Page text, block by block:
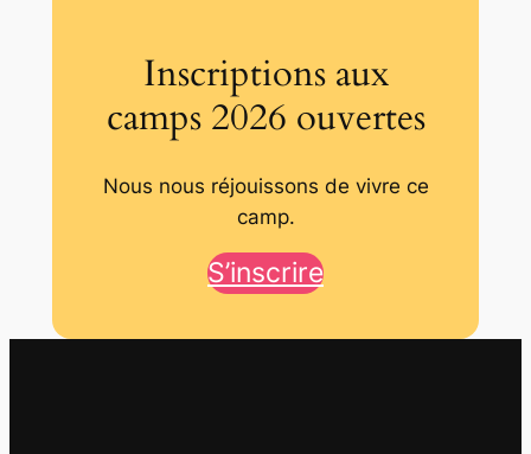
Inscriptions aux
camps 2026 ouvertes
Nous nous réjouissons de vivre ce
camp.
S’inscrire